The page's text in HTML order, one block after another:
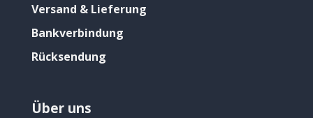
Versand & Lieferung
Bankverbindung
Rücksendung
Über uns